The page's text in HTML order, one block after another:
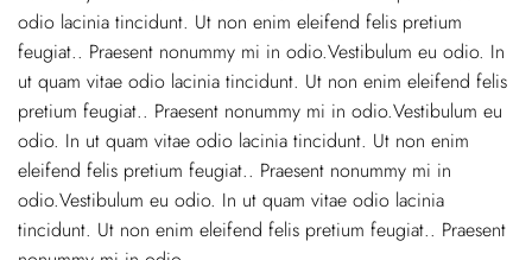
odio lacinia tincidunt. Ut non enim eleifend felis pretium
feugiat.. Praesent nonummy mi in odio.Vestibulum eu odio. In
ut quam vitae odio lacinia tincidunt. Ut non enim eleifend felis
pretium feugiat.. Praesent nonummy mi in odio.Vestibulum eu
odio. In ut quam vitae odio lacinia tincidunt. Ut non enim
eleifend felis pretium feugiat.. Praesent nonummy mi in
odio.Vestibulum eu odio. In ut quam vitae odio lacinia
tincidunt. Ut non enim eleifend felis pretium feugiat.. Praesent